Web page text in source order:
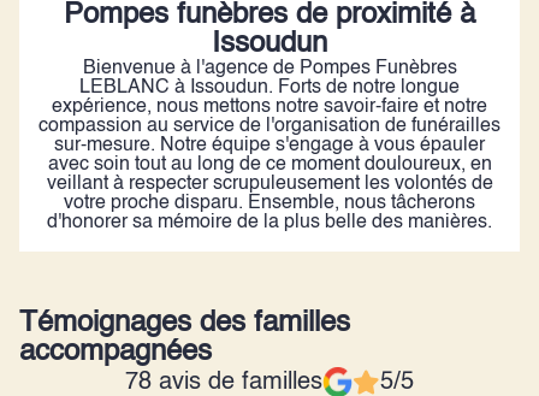
Pompes funèbres de proximité à
Issoudun
Bienvenue à l'agence de Pompes Funèbres
LEBLANC à Issoudun. Forts de notre longue
expérience, nous mettons notre savoir-faire et notre
compassion au service de l'organisation de funérailles
sur-mesure. Notre équipe s'engage à vous épauler
avec soin tout au long de ce moment douloureux, en
veillant à respecter scrupuleusement les volontés de
votre proche disparu. Ensemble, nous tâcherons
d'honorer sa mémoire de la plus belle des manières.
Témoignages des familles
accompagnées
78 avis de familles 5/5